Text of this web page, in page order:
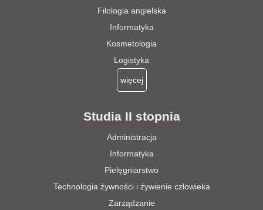
Filologia angielska
Informatyka
Kosmetologia
Logistyka
więcej
Studia II stopnia
Administracja
Informatyka
Pielęgniarstwo
Technologia żywności i żywienie człowieka
Zarządzanie